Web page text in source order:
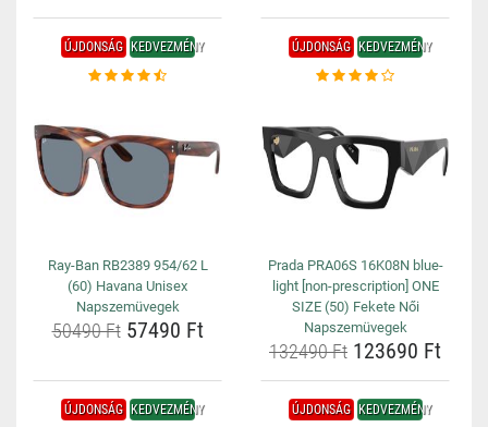
ÚJDONSÁG KEDVEZMÉNY
Ray-Ban RB2389 954/62 L
(60) Havana Unisex
Napszemüvegek
50490 Ft57490 Ft
ÚJDONSÁG KEDVEZMÉNY
Prada PRA06S 16K08N blue-
light [non-prescription] ONE
SIZE (50) Fekete Női
Napszemüvegek
132490 Ft 123690 Ft
ÚJDONSÁG KEDVEZMÉNY ÚJDONSÁG KEDVEZMÉNY